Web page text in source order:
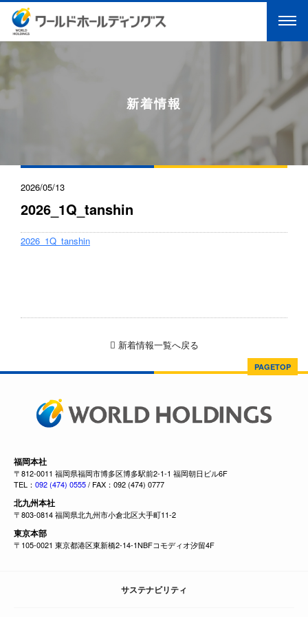
新着情報
2026/05/13
2026_1Q_tanshin
2026_1Q_tanshin
新着情報一覧へ戻る
PAGETOP
福岡本社
〒812-0011 福岡県福岡市博多区博多駅前2-1-1 福岡朝日ビル6F
TEL： 092 (474) 0555/ FAX：092 (474) 0777
北九州本社
〒803-0814 福岡県北九州市小倉北区大手町11-2
東京本部
〒105-0021 東京都港区東新橋2-14-1NBFコモディオ汐留4F
サステナビリティ